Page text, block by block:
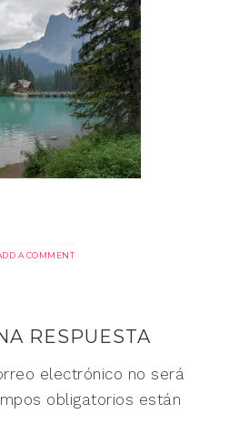
A COMMENT
RESPUESTA
electrónico no será
obligatorios están